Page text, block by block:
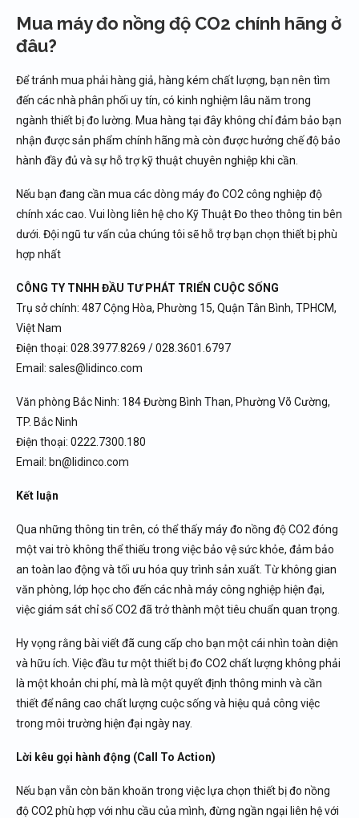
Mua máy đo nồng độ CO2 chính hãng ở
đâu?
Để tránh mua phải hàng giả, hàng kém chất lượng, bạn nên tìm
đến các nhà phân phối uy tín, có kinh nghiệm lâu năm trong
ngành thiết bị đo lường. Mua hàng tại đây không chỉ đảm bảo bạn
nhận được sản phẩm chính hãng mà còn được hưởng chế độ bảo
hành đầy đủ và sự hỗ trợ kỹ thuật chuyên nghiệp khi cần.
Nếu bạn đang cần mua các dòng máy đo CO2 công nghiệp độ
chính xác cao. Vui lòng liên hệ cho Kỹ Thuật Đo theo thông tin bên
dưới. Đội ngũ tư vấn của chúng tôi sẽ hỗ trợ bạn chọn thiết bị phù
hợp nhất
CÔNG TY TNHH ĐẦU TƯ PHÁT TRIỂN CUỘC SỐNG
Trụ sở chính: 487 Cộng Hòa, Phường 15, Quận Tân Bình, TPHCM,
Việt Nam
Điện thoại: 028.3977.8269 / 028.3601.6797
Email: sales@lidinco.com
Văn phòng Bắc Ninh: 184 Đường Bình Than, Phường Võ Cường,
TP. Bắc Ninh
Điện thoại: 0222.7300.180
Email: bn@lidinco.com
Kết luận
Qua những thông tin trên, có thể thấy máy đo nồng độ CO2 đóng
một vai trò không thể thiếu trong việc bảo vệ sức khỏe, đảm bảo
an toàn lao động và tối ưu hóa quy trình sản xuất. Từ không gian
văn phòng, lớp học cho đến các nhà máy công nghiệp hiện đại,
việc giám sát chỉ số CO2 đã trở thành một tiêu chuẩn quan trọng.
Hy vọng rằng bài viết đã cung cấp cho bạn một cái nhìn toàn diện
và hữu ích. Việc đầu tư một thiết bị đo CO2 chất lượng không phải
là một khoản chi phí, mà là một quyết định thông minh và cần
thiết để nâng cao chất lượng cuộc sống và hiệu quả công việc
trong môi trường hiện đại ngày nay.
Lời kêu gọi hành động (Call To Action)
Nếu bạn vẫn còn băn khoăn trong việc lựa chọn thiết bị đo nồng
độ CO2 phù hợp với nhu cầu của mình, đừng ngần ngại liên hệ với